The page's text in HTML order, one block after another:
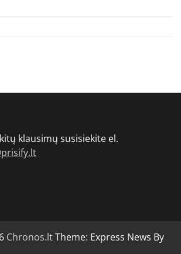
klausimų susisiekite el.
Chronos.ltTheme: Express News By